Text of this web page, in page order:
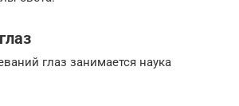
глаз занимается наука